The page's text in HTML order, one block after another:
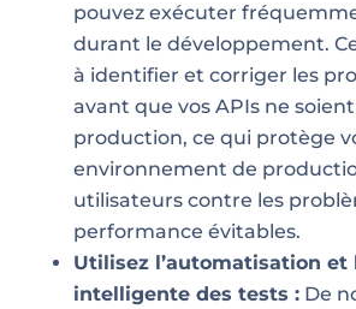
pouvez exécuter
durant le développement.
à identifier et corriger les
avant que vos APIs ne
production, ce qui protège
environnement de
utilisateurs contre les
performance évitables.
Utilisez l’automatisation et
intelligente des tests :De